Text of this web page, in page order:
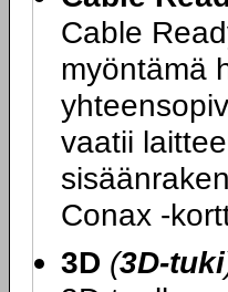
Cable
myöntämä
vaatii
Conax -
3D (3D-tuki